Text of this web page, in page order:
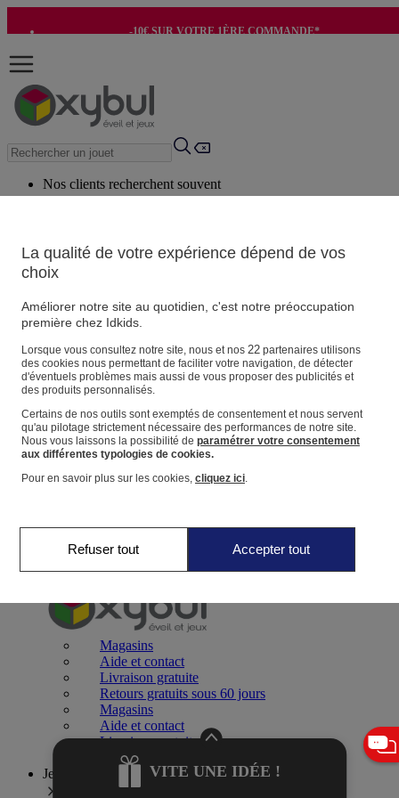
-10€ SUR VOTRE 1ÈRE COMMANDE*
Nos clients recherchent souvent
Conseils suggérés
Produits suggérés
Vos informations personnelles
Suivre une commande
Magasin
Panier
Favoris
Jeux 0-2 ans
Magasins
Aide et contact
Livraison gratuite
Retours gratuits sous 60 jours
Magasins
Aide et contact
Livraison gratuite
Retours gratuits sous 60 jours
Jeux 2-4 ans
VITE UNE IDÉE !
La qualité de votre expérience dépend de vos
choix
Améliorer notre site au quotidien, c'est notre préoccupation
première chez Idkids.
Lorsque vous consultez notre site, nous et nos 22partenaires utilisons
des cookies nous permettant de faciliter votre navigation, de détecter
d'éventuels problèmes mais aussi de vous proposer des publicités et
des produits personnalisés.
Certains de nos outils sont exemptés de consentement et nous servent
qu'au pilotage strictement nécessaire des performances de notre site.
Nous vous laissons la possibilité de paramétrer votre consentement
aux différentes typologies de cookies.
Pour en savoir plus sur les cookies, cliquez ici.
Refuser tout Accepter tout